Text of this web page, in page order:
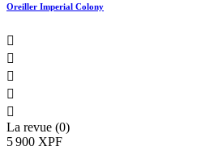
Oreiller Imperial Colony





La revue (0)
5 900 XPF